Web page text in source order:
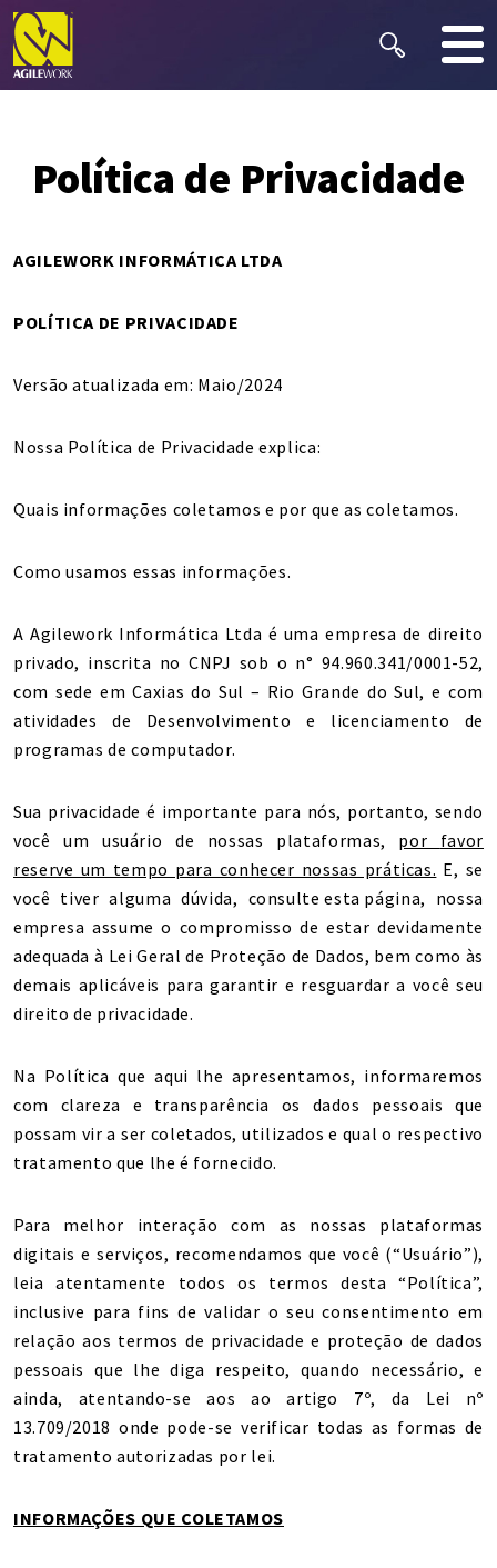
Política de Privacidade
AGILEWORK INFORMÁTICA LTDA
POLÍTICA DE PRIVACIDADE
Versão atualizada em: Maio/2024
Nossa Política de Privacidade explica:
Quais informações coletamos e por que as coletamos.
Como usamos essas informações.
A Agilework Informática Ltda é uma empresa de direito
privado, inscrita no CNPJ sob o n° 94.960.341/0001-52,
com sede em Caxias do Sul – Rio Grande do Sul, e com
atividades de Desenvolvimento e licenciamento de
programas de computador.
Sua privacidade é importante para nós, portanto, sendo
você um usuário de nossas plataformas, por favor
reserve um tempo para conhecer nossas práticas. E, se
você tiver alguma dúvida, consulte esta página, nossa
empresa assume o compromisso de estar devidamente
adequada à Lei Geral de Proteção de Dados, bem como às
demais aplicáveis para garantir e resguardar a você seu
direito de privacidade.
Na Política que aqui lhe apresentamos, informaremos
com clareza e transparência os dados pessoais que
possam vir a ser coletados, utilizados e qual o respectivo
tratamento que lhe é fornecido.
Para melhor interação com as nossas plataformas
digitais e serviços, recomendamos que você (“Usuário”),
leia atentamente todos os termos desta “Política”,
inclusive para fins de validar o seu consentimento em
relação aos termos de privacidade e proteção de dados
pessoais que lhe diga respeito, quando necessário, e
ainda, atentando-se aos ao artigo 7º, da Lei nº
13.709/2018 onde pode-se verificar todas as formas de
tratamento autorizadas por lei.
INFORMAÇÕES QUE COLETAMOS